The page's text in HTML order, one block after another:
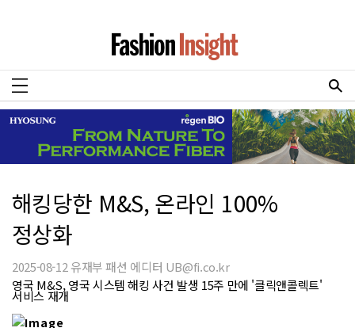
해킹당한 M&S, 온라인 100%
정상화
2025-08-12 유재부 패션 에디터 UB@fi.co.kr
영국 M&S, 영국 시스템 해킹 사건 발생 15주 만에 '클릭앤콜렉트'
서비스 재개